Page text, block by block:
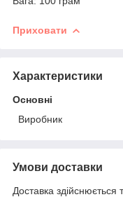
Приховати
Характеристики
Основні
Виробник
Умови доставки
Доставка здійснюється